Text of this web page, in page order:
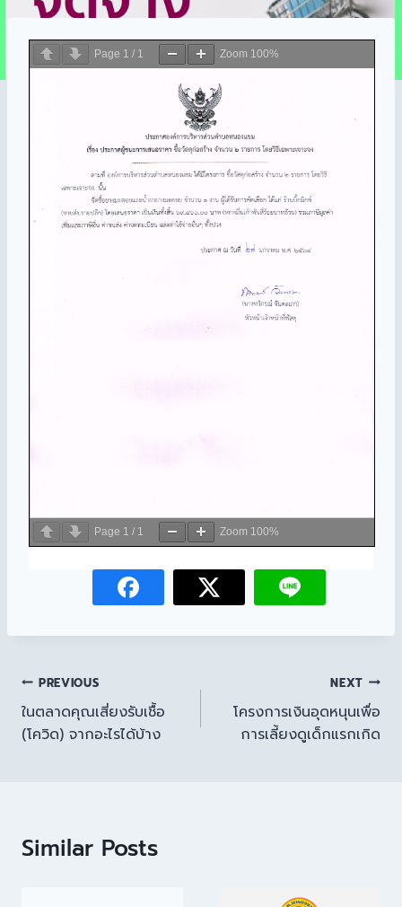
Page 1 / 1 Zoom 100%
Page 1 / 1 Zoom 100%
PREVIOUS
ในตลาดคุณเสี่ยงรับเชื้อ
(โควิด) จากอะไรได้บ้าง
NEXT
โครงการเงินอุดหนุนเพื่อ
การเลี้ยงดูเด็กแรกเกิด
Similar Posts